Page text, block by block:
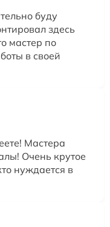
буду
здесь
мастер по
в своей
Мастера
Очень крутое
нуждается в